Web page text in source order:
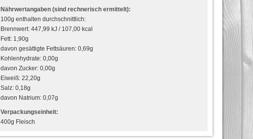
Nährwertangaben (sind rechnerisch ermittelt):
100g enthalten durchschnittlich:
Brennwert: 447,99 kJ / 107,00 kcal
Fett: 1,90g
davon gesättigte Fettsäuren: 0,69g
Kohlenhydrate: 0,00g
davon Zucker: 0,00g
Eiweiß: 22,20g
Salz: 0,18g
davon Natrium: 0,07g
Verpackungseinheit:
400g Fleisch